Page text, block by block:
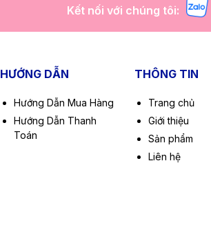
Kết nối với chúng tôi:
HƯỚNG DẪN
Hướng Dẫn Mua Hàng
Hướng Dẫn Thanh
Toán
THÔNG TIN
Trang chủ
Giới thiệu
Sản phẩm
Liên hệ